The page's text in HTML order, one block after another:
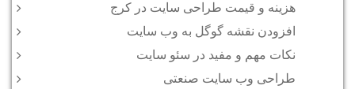
هزینه و قیمت طراحی سایت در کرج
افزودن نقشه گوگل به وب سایت
نکات مهم و مفید در سئو سایت
طراحی وب سایت صنعتی